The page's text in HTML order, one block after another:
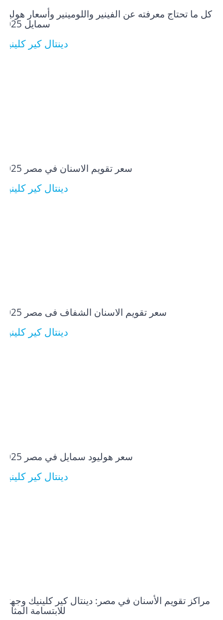
كل ما تحتاج معرفته عن الفينير واللومينير وأسعار هوليود
سمايل 2025
دينتال كير كلينيك
سعر تقويم الاسنان في مصر​ 2025
دينتال كير كلينيك
سعر تقويم الاسنان الشفاف فى مصر​ 2025
دينتال كير كلينيك
سعر هوليود سمايل في مصر​ 2025
دينتال كير كلينيك
مراكز تقويم الأسنان في مصر: دينتال كير كلينيك وجهتك
للابتسامة المثالية